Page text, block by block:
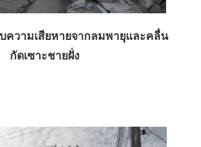
ความเสียหายจากลมพายุและคลื่น
กัดเซาะชายฝั่ง